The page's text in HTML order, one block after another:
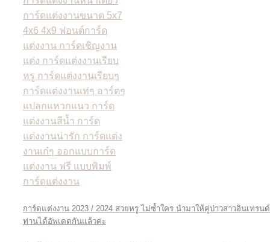
การ์ดแต่งงาน 2023 / 2024 สวยหรู ไม่ซ้ำใคร นำมาให้คู่บ่าวสาวอินเทรน
ท่านได้อัพเดตกันแล้วค่ะ